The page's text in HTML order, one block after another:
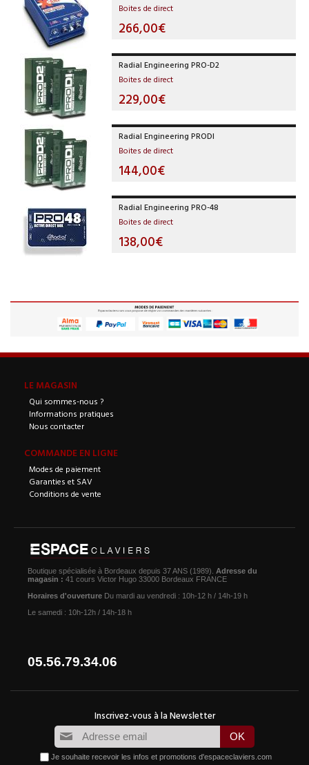
Boites de direct
266,00€
Radial Engineering PRO-D2
Boites de direct
229,00€
Radial Engineering PRODI
Boites de direct
144,00€
Radial Engineering PRO-48
Boites de direct
138,00€
LE MAGASIN
Qui sommes-nous ?
Informations pratiques
Nous contacter
COMMANDE EN LIGNE
Modes de paiement
Garanties et SAV
Conditions de vente
Boutique spécialisée à Bordeaux depuis 37 ANS (1989). Adresse du
magasin : 41 cours Victor Hugo 33000 Bordeaux FRANCE
Horaires d'ouverture Du mardi au vendredi : 10h-12 h / 14h-19 h
Le samedi : 10h-12h / 14h-18 h
05.56.79.34.06
Je souhaite recevoir les infos et promotions d'espaceclaviers.com